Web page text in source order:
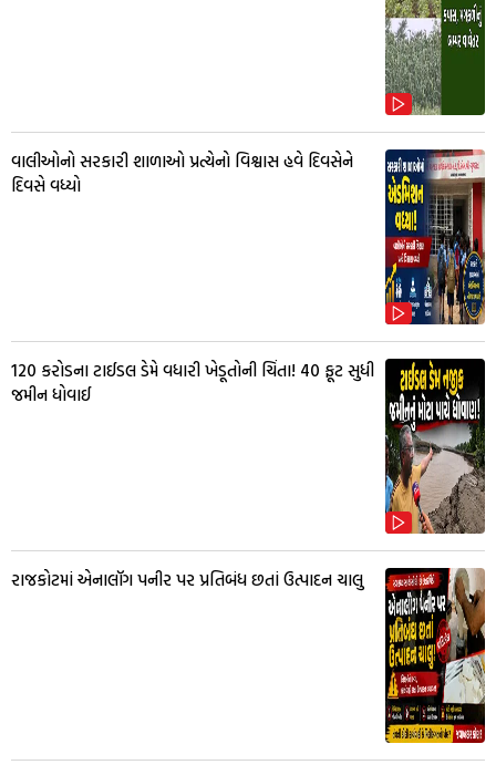
વાલીઓનો સરકારી શાળાઓ પ્રત્યેનો વિશ્વાસ હવે દિવસેને
દિવસે વધ્યો
₹120 કરોડના ટાઈડલ ડેમે વધારી ખેડૂતોની ચિંતા! 40 ફૂટ સુધી
જમીન ધોવાઈ
રાજકોટમાં એનાલૉગ પનીર પર પ્રતિબંધ છતાં ઉત્પાદન ચાલુ